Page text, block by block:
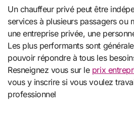
Un chauffeur privé peut être
services à plusieurs passagers ou
une entreprise privée, une
Les plus performants sont
pouvoir répondre à tous les
Resneignez vous sur le prix
vous y inscrire si vous voulez
professionnel